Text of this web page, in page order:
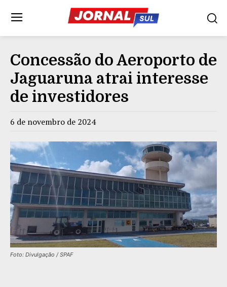
Concessão do Aeroporto de
Jaguaruna atrai interesse
de investidores
6 de novembro de 2024
Foto: Divulgação / SPAF